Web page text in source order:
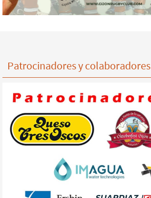
Patrocinadores y colaboradores